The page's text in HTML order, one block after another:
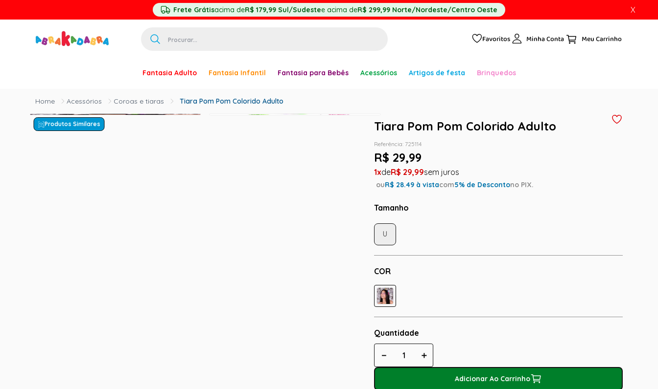
Frete Grátisacima deR$ 179,99 Sul/Sudestee acima deR$ 299,99 Norte/Nordeste/Centro Oeste X
Favoritos Minha Conta
Fantasia Adulto Fantasia Infantil Fantasia para Bebês Acessórios Artigos de festa Brinquedos
Acessórios Coroas e tiaras Tiara Pom Pom Colorido Adulto
Produtos Similares Tiara Pom Pom Colorido Adulto
Referência: 725114
R$ 29,99
1 R$ 29,99
ouR$ 28.49 à vistacom5% de Descontono PIX.
Tamanho
COR
U
Quantidade
＋
－
Adicionar Ao Carrinho
º
princesa
3º
pirata